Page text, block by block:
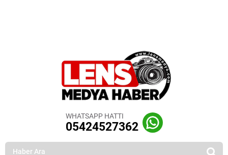
WHATSAPP HATTI
05424527362